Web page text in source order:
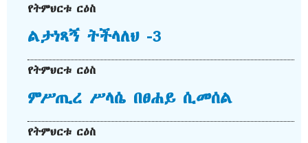
የትምህርቱ ርዕስ
ልታነጻኝ ትችላለህ -3
የትምህርቱ ርዕስ
ምሥጢረ ሥላሴ በፀሐይ ሲመሰል
የትምህርቱ ርዕስ